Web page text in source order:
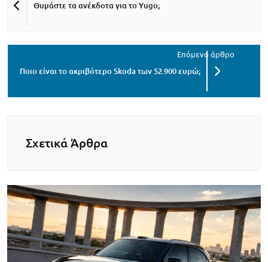
Θυμάστε τα ανέκδοτα για το Yugo;
Ποιο είναι το ακριβότερο Skoda των 52.900 ευρώ;
Σχετικά Άρθρα